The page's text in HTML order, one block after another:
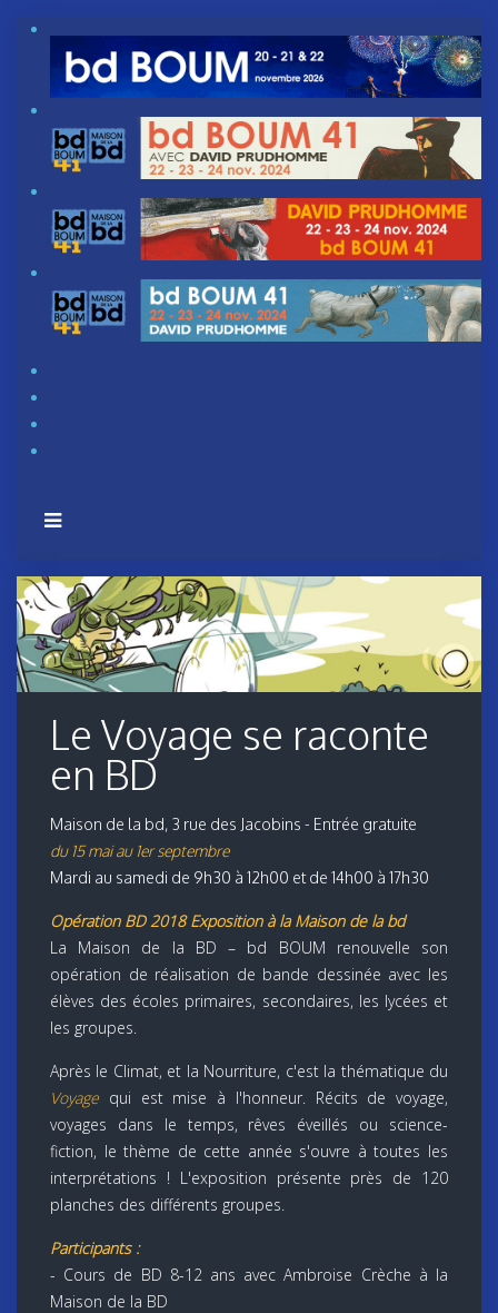
Le Voyage se raconte
en BD
Maison de la bd, 3 rue des Jacobins - Entrée gratuite
du 15 mai au 1er septembre
Mardi au samedi de 9h30 à 12h00 et de 14h00 à 17h30
Opération BD 2018 Exposition à la Maison de la bd
La Maison de la BD – bd BOUM renouvelle son
opération de réalisation de bande dessinée avec les
élèves des écoles primaires, secondaires, les lycées et
les groupes.
Après le Climat, et la Nourriture, c'est la thématique du
Voyage qui est mise à l'honneur. Récits de voyage,
voyages dans le temps, rêves éveillés ou science-
fiction, le thème de cette année s'ouvre à toutes les
interprétations ! L'exposition présente près de 120
planches des différents groupes.
Participants :
- Cours de BD 8-12 ans avec Ambroise Crèche à la
Maison de la BD